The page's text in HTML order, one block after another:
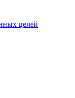
целей